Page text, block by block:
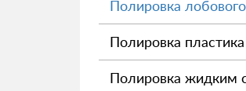
Полировка
Полировка
Полировка жидким